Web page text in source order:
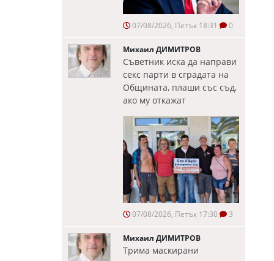
07/08/2026, Петък 18:31 0
Михаил ДИМИТРОВ
Съветник иска да направи
секс парти в сградата на
Общината, плаши със съд,
ако му откажат
07/08/2026, Петък 17:30 3
Михаил ДИМИТРОВ
Трима маскирани